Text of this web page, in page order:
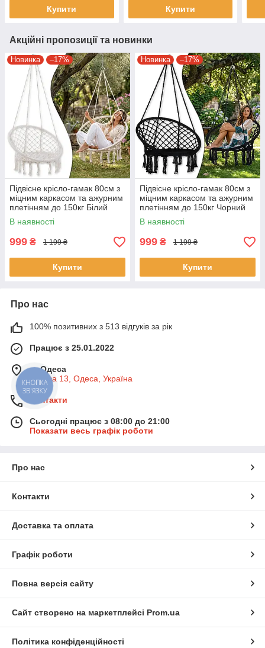
Купити Купити
Акційні пропозиції та новинки
Новинка –17%
Підвісне крісло-гамак 80см з
міцним каркасом та ажурним
плетінням до 150кг Білий
В наявності
999 ₴ 1 199 ₴
Купити
Новинка –17%
Підвісне крісло-гамак 80см з
міцним каркасом та ажурним
плетінням до 150кг Чорний
В наявності
999 ₴ 1 199 ₴
Купити
Про нас
100% позитивних з 513 відгуків за рік
Працює з 25.01.2022
м. Одеса
Базова 13, Одеса, Україна
Контакти
Сьогодні працює з 08:00 до 21:00
Показати весь графік роботи
Про нас
Контакти
Доставка та оплата
Графік роботи
Повна версія сайту
Сайт створено на маркетплейсі Prom.ua
Політика конфіденційності
КНОПКА
ЗВ'ЯЗКУ